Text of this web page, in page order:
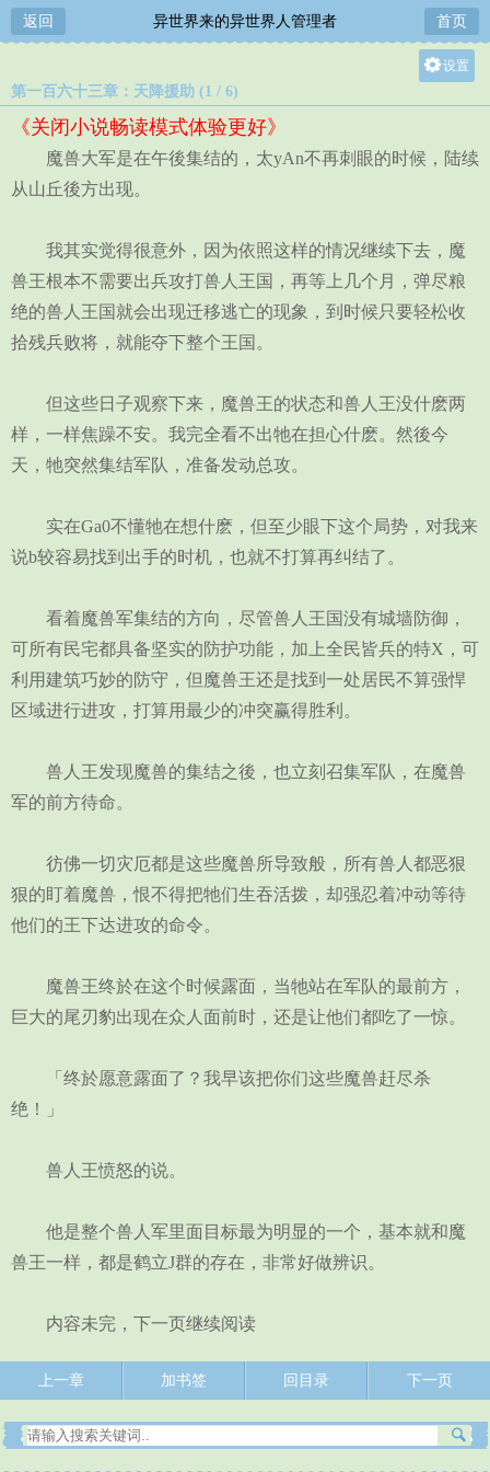
返回 异世界来的异世界人管理者 首页
设置
中
第一百六十三章：天降援助 (1 / 6)
《关闭小说畅读模式体验更好》
魔兽大军是在午後集结的，太yAn不再刺眼的时候，陆续
从山丘後方出现。
我其实觉得很意外，因为依照这样的情况继续下去，魔
兽王根本不需要出兵攻打兽人王国，再等上几个月，弹尽粮
绝的兽人王国就会出现迁移逃亡的现象，到时候只要轻松收
拾残兵败将，就能夺下整个王国。
但这些日子观察下来，魔兽王的状态和兽人王没什麽两
样，一样焦躁不安。我完全看不出牠在担心什麽。然後今
天，牠突然集结军队，准备发动总攻。
实在Ga0不懂牠在想什麽，但至少眼下这个局势，对我来
说b较容易找到出手的时机，也就不打算再纠结了。
看着魔兽军集结的方向，尽管兽人王国没有城墙防御，
可所有民宅都具备坚实的防护功能，加上全民皆兵的特X，可
利用建筑巧妙的防守，但魔兽王还是找到一处居民不算强悍
区域进行进攻，打算用最少的冲突赢得胜利。
兽人王发现魔兽的集结之後，也立刻召集军队，在魔兽
军的前方待命。
彷佛一切灾厄都是这些魔兽所导致般，所有兽人都恶狠
狠的盯着魔兽，恨不得把牠们生吞活拨，却强忍着冲动等待
他们的王下达进攻的命令。
魔兽王终於在这个时候露面，当牠站在军队的最前方，
巨大的尾刃豹出现在众人面前时，还是让他们都吃了一惊。
「终於愿意露面了？我早该把你们这些魔兽赶尽杀
绝！」
兽人王愤怒的说。
他是整个兽人军里面目标最为明显的一个，基本就和魔
兽王一样，都是鹤立J群的存在，非常好做辨识。
内容未完，下一页继续阅读
上一章 加书签 回目录 下一页